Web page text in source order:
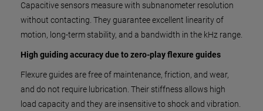
Capacitive sensors measure with subnanometer resolution
without contacting. They guarantee excellent linearity of
motion, long-term stability, and a bandwidth in the kHz range.
High guiding accuracy due to zero-play flexure guides
Flexure guides are free of maintenance, friction, and wear,
and do not require lubrication. Their stiffness allows high
load capacity and they are insensitive to shock and vibration.